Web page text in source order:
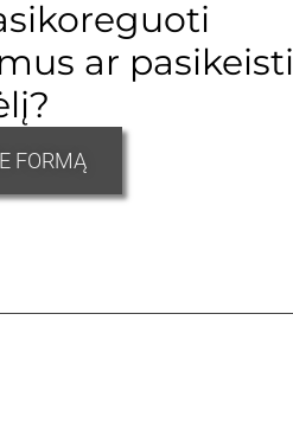
ar pasikeisti
FORMĄ